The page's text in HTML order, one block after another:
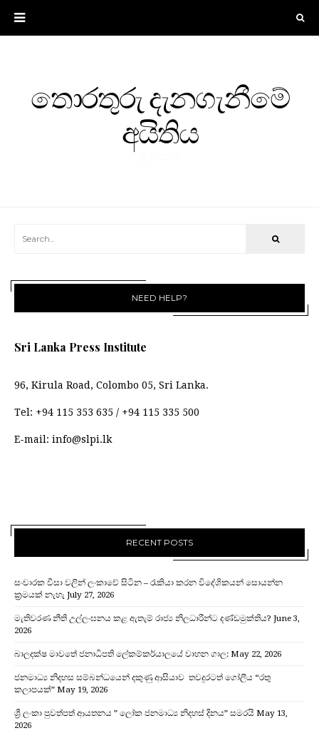
තොරතුරු දැනගැනීමේ
අයිතිය
NEED HELP?
Sri Lanka Press Institute
96, Kirula Road, Colombo 05, Sri Lanka.
Tel: +94 115 353 635 / +94 115 335 500
E-mail: info@slpi.lk
RECENT POSTS
සංචාරක වීසා වලින් ලංකාවේ සිටින – රැකියා කරන විදේශිකයන් සොයන්න
ක්‍රමයක් නැහැ July 27, 2026
මැතිවරණ නීති උල්ලංඝනය කළ ඇතැම් රාජ්‍ය නිලධාරීන්ට දණ්ඩමුක්තිය? June 3,
2026
බාලදක්ෂ මාවතේ ජනාධිපති ලේකම්කර්යාලයේ වාහන ගාල: May 22, 2026
ජනමාධ්‍ය නිදහස සම්බන්ධයෙන් දකුණු ආසියාව තවදුරටත් ගෝලීය “රතු
කලාපයක්” May 19, 2026
ශ්‍රී ලංකා පුවත්පත් ආයතනය ” ලෝක ජනමාධ්‍ය නිදහස් දිනය” සමරයි May 13,
2026